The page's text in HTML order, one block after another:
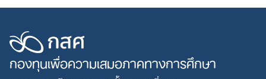
กองทุนเพื่อความเสมอภาคทางการศึกษา